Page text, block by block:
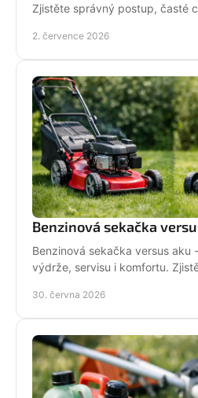
Zjistěte správný postup, časté
2. července 2026
Benzinová sekačka
Benzinová sekačka versus aku
výdrže, servisu i komfortu.
30. června 2026